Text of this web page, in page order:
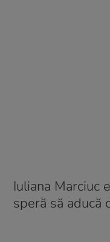
Iuliana Marciuc
speră să aducă